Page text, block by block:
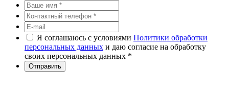
Я соглашаюсь с условиями Политики обработки
персональных данных и даю согласие на обработку
своих персональных данных *